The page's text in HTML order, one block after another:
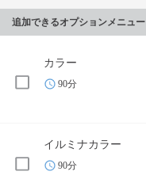
追加できるオプションメニュー
カラー
90分
イルミナカラー
90分